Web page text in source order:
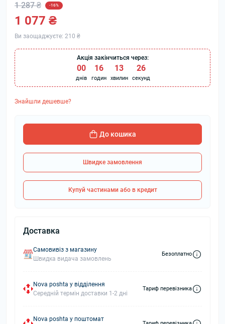
1 287 ₴ -16%
1 077 ₴
Ви заощаджуєте: 210 ₴
Акція закінчиться через:
00
днів
16
годин
13
хвилин
26
секунд
Знайшли дешевше?
До кошика
Швидке замовлення
Купуй частинами або в кредит
Доставка
Самовивіз з магазину
Швидка видача замовлень
Безоплатно
Nova poshta у відділення
Середній термін доставки 1-2 дні
Тариф перевізника
Nova poshta у поштомат